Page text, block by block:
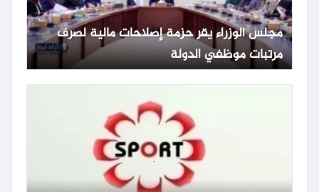
مجلس الوزراء يقر حزمة إصلاحات مالية لصرف
مرتبات موظفي الدولة